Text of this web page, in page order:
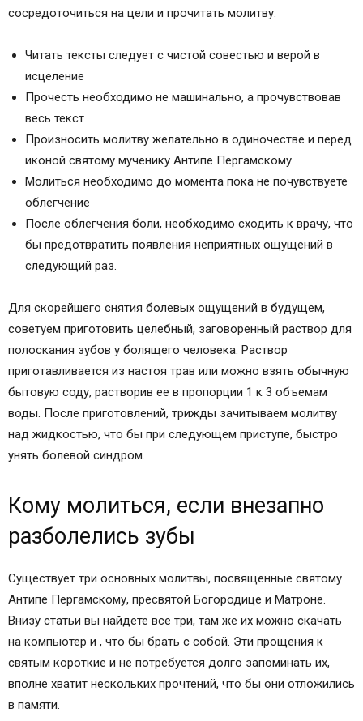
сосредоточиться на цели и прочитать молитву.
Читать тексты следует с чистой совестью и верой в
исцеление
Прочесть необходимо не машинально, а прочувствовав
весь текст
Произносить молитву желательно в одиночестве и перед
иконой святому мученику Антипе Пергамскому
Молиться необходимо до момента пока не почувствуете
облегчение
После облегчения боли, необходимо сходить к врачу, что
бы предотвратить появления неприятных ощущений в
следующий раз.
Для скорейшего снятия болевых ощущений в будущем,
советуем приготовить целебный, заговоренный раствор для
полоскания зубов у болящего человека. Раствор
приготавливается из настоя трав или можно взять обычную
бытовую соду, растворив ее в пропорции 1 к 3 объемам
воды. После приготовлений, трижды зачитываем молитву
над жидкостью, что бы при следующем приступе, быстро
унять болевой синдром.
Кому молиться, если внезапно
разболелись зубы
Существует три основных молитвы, посвященные святому
Антипе Пергамскому, пресвятой Богородице и Матроне.
Внизу статьи вы найдете все три, там же их можно скачать
на компьютер и , что бы брать с собой. Эти прощения к
святым короткие и не потребуется долго запоминать их,
вполне хватит нескольких прочтений, что бы они отложились
в памяти.